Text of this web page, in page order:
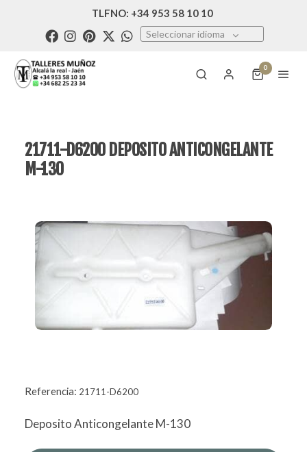
TLFNO: +34 953 58 10 10
Seleccionar idioma
0
21711-D6200 DEPOSITO ANTICONGELANTE
M-130
Referencia: 21711-D6200
Deposito Anticongelante M-130